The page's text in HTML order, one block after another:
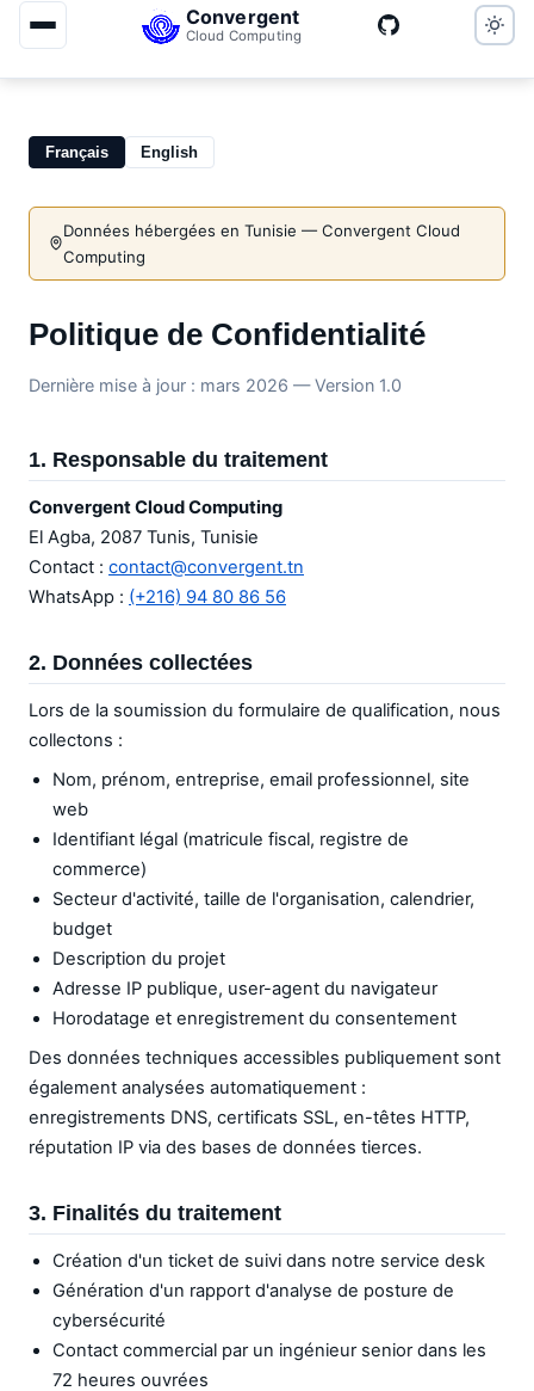
Convergent
Cloud Computing
Français English
Données hébergées en Tunisie — Convergent Cloud
Computing
Politique de Confidentialité
Dernière mise à jour : mars 2026 — Version 1.0
1. Responsable du traitement
Convergent Cloud Computing
El Agba, 2087 Tunis, Tunisie
Contact : contact@convergent.tn
WhatsApp : (+216) 94 80 86 56
2. Données collectées
Lors de la soumission du formulaire de qualification, nous
collectons :
Nom, prénom, entreprise, email professionnel, site
web
Identifiant légal (matricule fiscal, registre de
commerce)
Secteur d'activité, taille de l'organisation, calendrier,
budget
Description du projet
Adresse IP publique, user-agent du navigateur
Horodatage et enregistrement du consentement
Des données techniques accessibles publiquement sont
également analysées automatiquement :
enregistrements DNS, certificats SSL, en-têtes HTTP,
réputation IP via des bases de données tierces.
3. Finalités du traitement
Création d'un ticket de suivi dans notre service desk
Génération d'un rapport d'analyse de posture de
cybersécurité
Contact commercial par un ingénieur senior dans les
72 heures ouvrées